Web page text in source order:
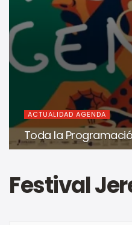
ACTUALIDAD AGENDA
Toda la
Festival